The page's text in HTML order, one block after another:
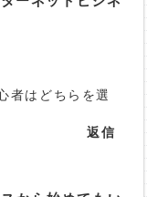
者はどちらを選
返信